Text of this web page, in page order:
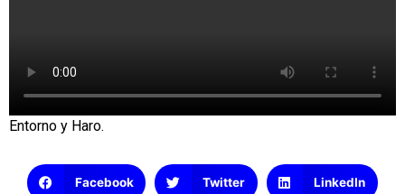
Entorno y Haro.
Facebook Twitter LinkedIn